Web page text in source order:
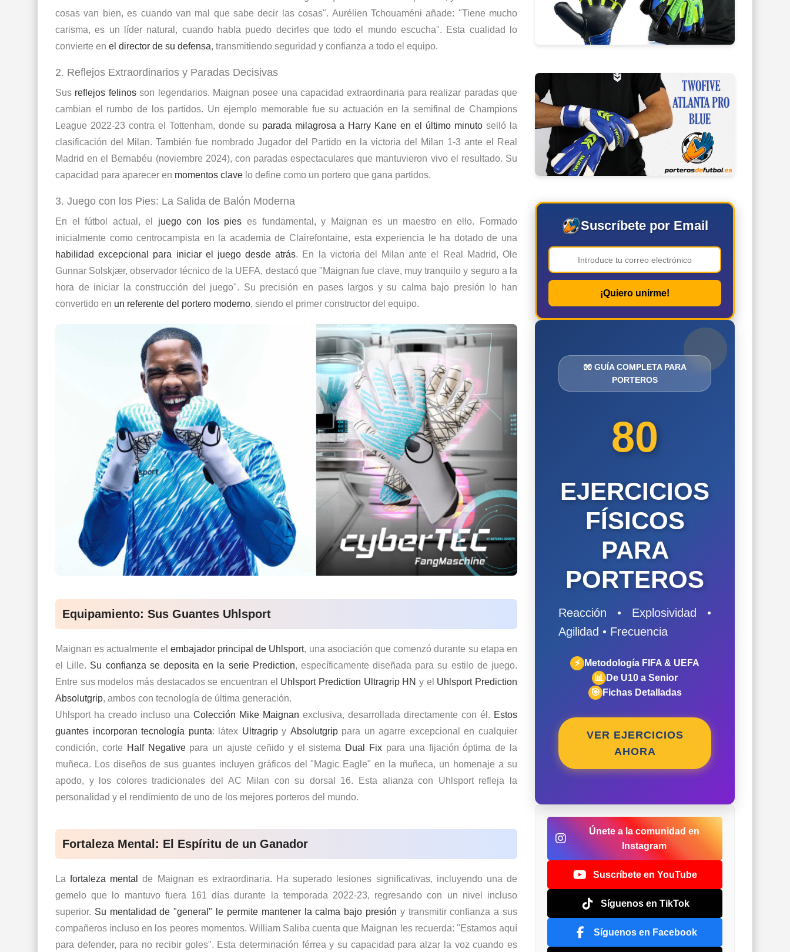
cosas van bien, es cuando van mal que sabe decir las cosas". Aurélien Tchouaméni añade: "Tiene mucho
carisma, es un líder natural, cuando habla puedo decirles que todo el mundo escucha". Esta cualidad lo
convierte en el director de su defensa, transmitiendo seguridad y confianza a todo el equipo.
2. Reflejos Extraordinarios y Paradas Decisivas
Sus reflejos felinosson legendarios. Maignan posee una capacidad extraordinaria para realizar paradas que
cambian el rumbo de los partidos. Un ejemplo memorable fue su actuación en la semifinal de Champions
League 2022-23 contra el Tottenham, donde su parada milagrosa a Harry Kane en el último minuto selló la
clasificación del Milan. También fue nombrado Jugador del Partido en la victoria del Milan 1-3 ante el
Real
Madriden el Bernabéu (noviembre 2024), con paradas espectaculares que mantuvieron vivo el resultado. Su
capacidad para aparecer en momentos clave lo define como un portero que gana partidos.
3. Juego con los Pies: La Salida de Balón Moderna
En el fútbol actual, el juego con los pies es fundamental, y Maignan es un maestro en ello. Formado
inicialmente como centrocampista en la academia de Clairefontaine, esta experiencia le ha dotado de una
habilidad excepcional para iniciar el juego desde atrás. En la victoria del Milan ante el Real Madrid, Ole
Gunnar Solskjær, observador técnico de la UEFA, destacó que "Maignan fue clave, muy tranquilo y seguro a la
hora de iniciar la construcción del juego". Su precisión en pases largos y su calma bajo presión lo han
convertido en un referente del portero moderno, siendo el primer constructor del equipo.
Equipamiento: Sus Guantes Uhlsport
Maignan es actualmente el embajador principal de Uhlsport, una asociación que comenzó durante su etapa en
el Lille. Su confianza se deposita en la serie Prediction, específicamente diseñada para su estilo de juego.
Entre sus modelos más destacados se encuentran el Uhlsport Prediction Ultragrip HN y el Uhlsport Prediction
Absolutgrip, ambos con tecnología de última generación.
Uhlsport ha creado incluso una Colección Mike Maignan exclusiva, desarrollada directamente con él. Estos
guantes incorporan tecnología punta: látex Ultragripy Absolutgrippara un agarre excepcional en cualquier
condición, corte Half Negativepara un ajuste ceñido y el sistema Dual Fix para una fijación óptima de la
muñeca. Los diseños de sus guantes incluyen gráficos del "Magic Eagle" en la muñeca, un homenaje a su
apodo, y los colores tradicionales del AC Milan con su dorsal 16. Esta alianza con Uhlsport refleja la
personalidad y el rendimiento de uno de los mejores porteros del mundo.
Fortaleza Mental: El Espíritu de un Ganador
Lafortaleza mental
de Maignan es extraordinaria. Ha superado lesiones significativas, incluyendo una de
gemelo que lo mantuvo fuera 161 días durante la temporada 2022-23, regresando con un nivel incluso
superior. Su mentalidad de "general" le permite mantener la calma bajo presión y transmitir confianza a sus
compañeros incluso en los peores momentos. William Saliba cuenta que Maignan les recuerda: "Estamos aquí
para defender, para no recibir goles". Esta determinación férrea y su capacidad para alzar la voz cuando es
Suscríbete por Email
¡Quiero unirme!
🧤 GUÍA COMPLETA PARA
PORTEROS
80
EJERCICIOS
FÍSICOS
PARA
PORTEROS
Reacción • Explosividad •
Agilidad • Frecuencia
⚡ Metodología FIFA & UEFA
📊 De U10 a Senior
🎯 Fichas Detalladas
VER EJERCICIOS
AHORA
Únete a la comunidad en
Instagram
Suscríbete en YouTube
Síguenos en TikTok
Síguenos en Facebook